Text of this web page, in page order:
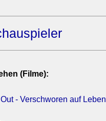
(Filme):
- Verschworen auf Leben